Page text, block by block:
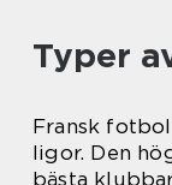
Typer
Fransk
ligor. Den
bästa